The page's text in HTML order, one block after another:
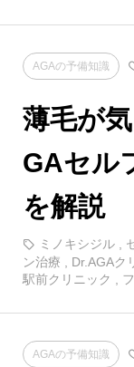
AGAの予備知識
薄毛が
GAセル
を解説
ミノキシジル
ン治療
Dr.AGAク
駅前クリニック
AGAの予備知識